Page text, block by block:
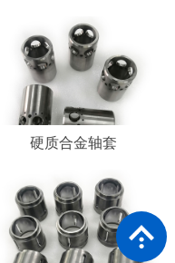
硬质合金轴套